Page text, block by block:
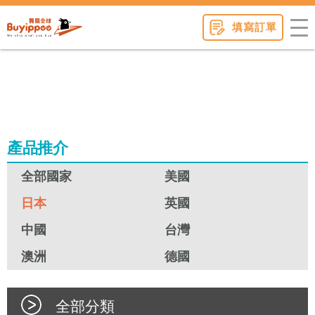
填寫訂單
產品推介
全部國家
美國
日本
英國
中國
台灣
澳洲
德國
全部分類